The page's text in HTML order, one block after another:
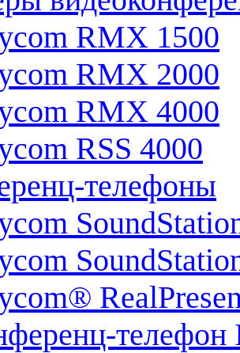
RMX 1500
RMX 2000
RMX 4000
RSS 4000
телефоны
телефон